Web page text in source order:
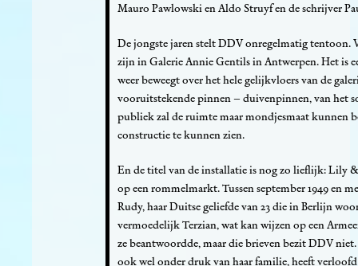
Mauro Pawlowski en Aldo Struyf en de schrijver
De jongste jaren stelt DDV onregelmatig tentoon.
zijn in Galerie Annie Gentils in Antwerpen. Het is
weer beweegt over het hele gelijkvloers van de
vooruitstekende pinnen – duivenpinnen, van het
publiek zal de ruimte maar mondjesmaat kunnen
constructie te kunnen zien.
En de titel van de installatie is nog zo lieflijk: Lily
op een rommelmarkt. Tussen september 1949 en
Rudy, haar Duitse geliefde van 23 die in Berlijn
vermoedelijk Terzian, wat kan wijzen op een
ze beantwoordde, maar die brieven bezit DDV
ook wel onder druk van haar familie, heeft